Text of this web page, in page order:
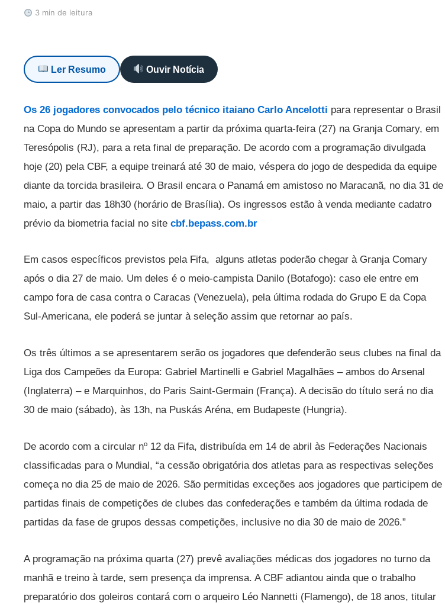
3 min de leitura
Ler Resumo Ouvir Notícia
Os 26 jogadores convocados pelo técnico itaiano Carlo Ancelotti para representar o Brasil
na Copa do Mundo se apresentam a partir da próxima quarta-feira (27) na Granja Comary, em
Teresópolis (RJ), para a reta final de preparação. De acordo com a programação divulgada
hoje (20) pela CBF, a equipe treinará até 30 de maio, véspera do jogo de despedida da equipe
diante da torcida brasileira. O Brasil encara o Panamá em amistoso no Maracanã, no dia 31 de
maio, a partir das 18h30 (horário de Brasília). Os ingressos estão à venda mediante cadatro
prévio da biometria facial no site cbf.bepass.com.br
Em casos específicos previstos pela Fifa, alguns atletas poderão chegar à Granja Comary
após o dia 27 de maio. Um deles é o meio-campista Danilo (Botafogo): caso ele entre em
campo fora de casa contra o Caracas (Venezuela), pela última rodada do Grupo E da Copa
Sul-Americana, ele poderá se juntar à seleção assim que retornar ao país.
Os três últimos a se apresentarem serão os jogadores que defenderão seus clubes na final da
Liga dos Campeões da Europa: Gabriel Martinelli e Gabriel Magalhães – ambos do Arsenal
(Inglaterra) – e Marquinhos, do Paris Saint-Germain (França). A decisão do título será no dia
30 de maio (sábado), às 13h, na Puskás Aréna, em Budapeste (Hungria).
De acordo com a circular nº 12 da Fifa, distribuída em 14 de abril às Federações Nacionais
classificadas para o Mundial, “a cessão obrigatória dos atletas para as respectivas seleções
começa no dia 25 de maio de 2026. São permitidas exceções aos jogadores que participem de
partidas finais de competições de clubes das confederações e também da última rodada de
partidas da fase de grupos dessas competições, inclusive no dia 30 de maio de 2026.”
A programação na próxima quarta (27) prevê avaliações médicas dos jogadores no turno da
manhã e treino à tarde, sem presença da imprensa. A CBF adiantou ainda que o trabalho
preparatório dos goleiros contará com o arqueiro Léo Nannetti (Flamengo), de 18 anos, titular